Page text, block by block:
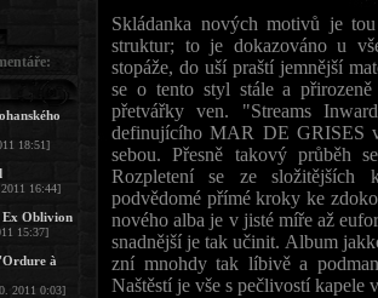
Skládanka nových motivů je
struktur; to je dokazováno u
stopáže, do uší praští jemnější
se o tento styl stále a
přetvářky ven. "Streams
definujícího MAR DE GRISES
sebou. Přesně takový průběh
Rozpletení se ze složitějších
podvědomé přímé kroky ke
nového alba je v jisté míře až
snadnější je tak učinit. Album
zní mnohdy tak líbivě a
Naštěstí je vše s pečlivostí kapele
18:51]
16:44]
Ex Oblivion
15:37]
à
2011 0:03]